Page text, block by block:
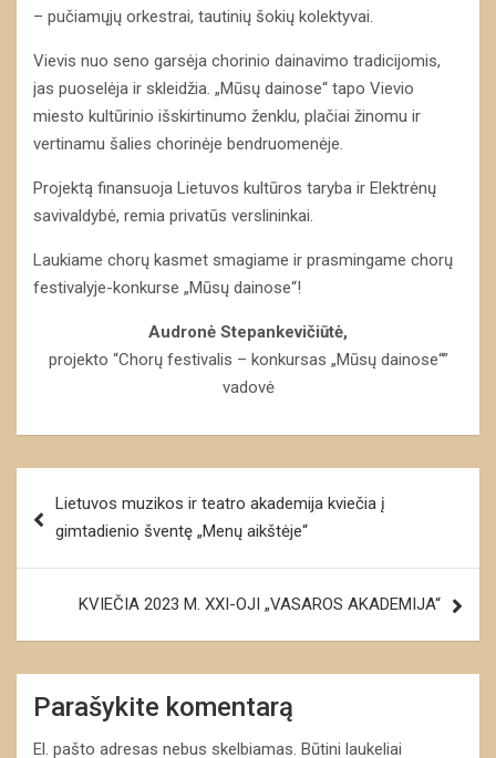
– pučiamųjų orkestrai, tautinių šokių kolektyvai.
Vievis nuo seno garsėja chorinio dainavimo tradicijomis,
jas puoselėja ir skleidžia. „Mūsų dainose“ tapo Vievio
miesto kultūrinio išskirtinumo ženklu, plačiai žinomu ir
vertinamu šalies chorinėje bendruomenėje.
Projektą finansuoja Lietuvos kultūros taryba ir Elektrėnų
savivaldybė, remia privatūs verslininkai.
Laukiame chorų kasmet smagiame ir prasmingame chorų
festivalyje-konkurse „Mūsų dainose“!
Audronė Stepankevičiūtė,
projekto “Chorų festivalis – konkursas „Mūsų dainose“”
vadovė
tarpLietuvos muzikos ir teatro akademija kviečia į
gimtadienio šventę „Menų aikštėje“
KVIEČIA 2023 M. XXI-OJI „VASAROS AKADEMIJA“
Parašykite komentarą
El. pašto adresas nebus skelbiamas. Būtini laukeliai